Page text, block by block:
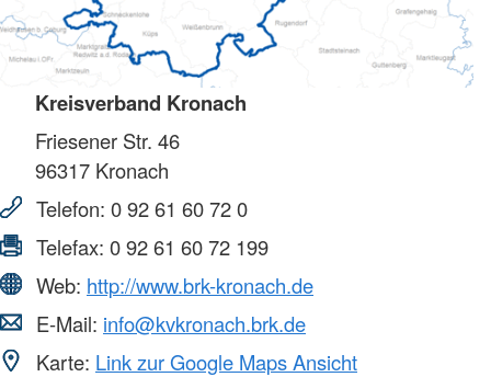
Kreisverband Kronach
Friesener Str. 46
96317 Kronach
Telefon: 0 92 61 60 72 0
Telefax: 0 92 61 60 72 199
Web: http://www.brk-kronach.de
E-Mail: info@kvkronach.brk.de
Karte: Link zur Google Maps Ansicht